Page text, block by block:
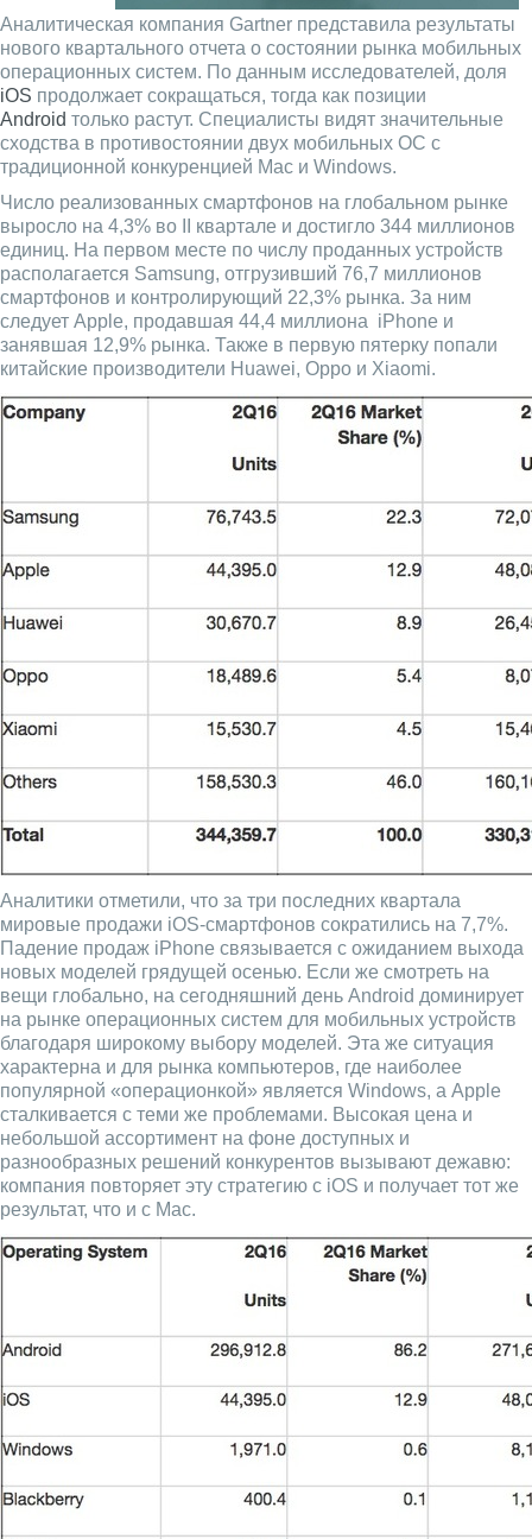
Аналитическая компания Gartner представила результаты
нового квартального отчета о состоянии рынка мобильных
операционных систем. По данным исследователей, доля
iOS продолжает сокращаться, тогда как позиции
Android только растут. Специалисты видят значительные
сходства в противостоянии двух мобильных ОС с
традиционной конкуренцией Mac и Windows.
Число реализованных смартфонов на глобальном рынке
выросло на 4,3% во II квартале и достигло 344 миллионов
единиц. На первом месте по числу проданных устройств
располагается Samsung, отгрузивший 76,7 миллионов
смартфонов и контролирующий 22,3% рынка. За ним
следует Apple, продавшая 44,4 миллиона iPhone и
занявшая 12,9% рынка. Также в первую пятерку попали
китайские производители Huawei, Oppo и Xiaomi.
Аналитики отметили, что за три последних квартала
мировые продажи iOS-смартфонов сократились на 7,7%.
Падение продаж iPhone связывается с ожиданием выхода
новых моделей грядущей осенью. Если же смотреть на
вещи глобально, на сегодняшний день Android доминирует
на рынке операционных систем для мобильных устройств
благодаря широкому выбору моделей. Эта же ситуация
характерна и для рынка компьютеров, где наиболее
популярной «операционкой» является Windows, а Apple
сталкивается с теми же проблемами. Высокая цена и
небольшой ассортимент на фоне доступных и
разнообразных решений конкурентов вызывают дежавю:
компания повторяет эту стратегию с iOS и получает тот же
результат, что и с Mac.